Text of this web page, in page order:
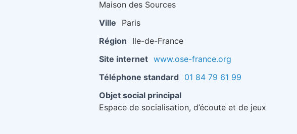
Maison des Sources
Ville
Paris
Région
Ile-de-France
Site internet www.ose-france.org
Téléphone standard
01 84 79 61 99
Objet social principal
Espace de socialisation, d’écoute et de jeux